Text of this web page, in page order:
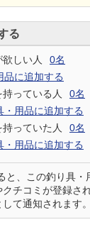
る
しい人
0名
品に追加する
っている人
0名
・用品に追加する
っていた人
0名
・用品に追加する
と、この釣り具・
チコミが登録さ
て通知されます。